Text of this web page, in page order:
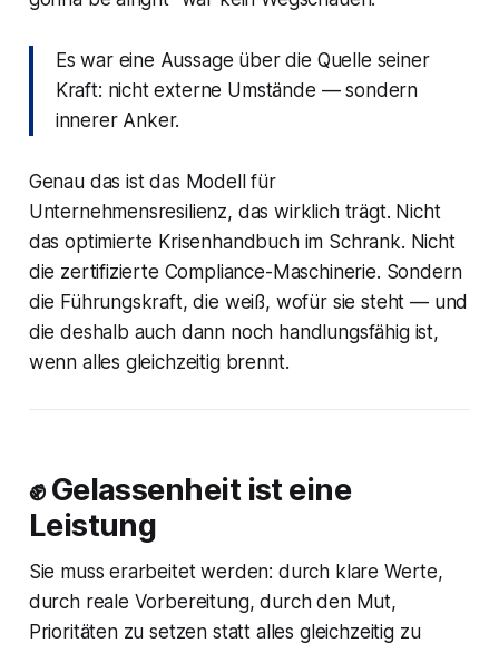
Es war eine Aussage über die Quelle seiner
Kraft: nicht externe Umstände — sondern
innerer Anker.
Genau das ist das Modell für
Unternehmensresilienz, das wirklich trägt. Nicht
das optimierte Krisenhandbuch im Schrank. Nicht
die zertifizierte Compliance-Maschinerie. Sondern
die Führungskraft, die weiß, wofür sie steht — und
die deshalb auch dann noch handlungsfähig ist,
wenn alles gleichzeitig brennt.
✊ Gelassenheit ist eine
Leistung
Sie muss erarbeitet werden: durch klare Werte,
durch reale Vorbereitung, durch den Mut,
Prioritäten zu setzen statt alles gleichzeitig zu